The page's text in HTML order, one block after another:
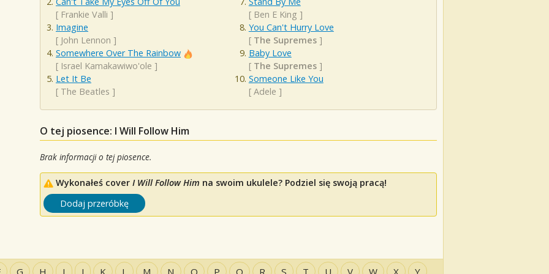
[ Frankie Valli ]
Imagine
[ John Lennon ]
Somewhere Over The Rainbow
[ Israel Kamakawiwo'ole ]
Let It Be
[ The Beatles ]
[ Ben E King ]
You Can't Hurry Love
[ The Supremes]
Baby Love
[ The Supremes]
Someone Like You
[ Adele ]
O tej piosence: I Will Follow Him
Brak informacji o tej piosence.
Wykonałeś cover I Will Follow Him na swoim ukulele? Podziel się swoją pracą!
Dodaj przeróbkę
G H I J K L M N O P Q R S T U V W X Y